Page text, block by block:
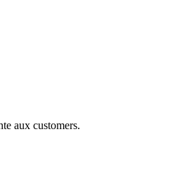
aux customers.